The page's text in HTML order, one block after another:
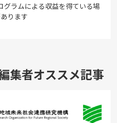
ラムによる収益を得ている場
ります
集者オススメ記事